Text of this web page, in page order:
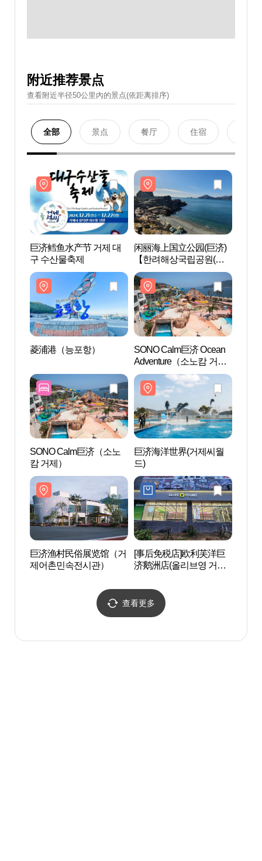
附近推荐景点
查看附近半径50公里內的景点(依距离排序)
全部 景点 餐厅 住宿
巨济鳕鱼水产节 거제 대
구 수산물축제
闲丽海上国立公园(巨济)
【한려해상국립공원(거
제)】
菱浦港（능포항）
SONO Calm巨济 Ocean
Adventure（소노캄 거제
오션어드벤처）
SONO Calm巨济（소노
캄 거제）
巨济海洋世界(거제씨월
드)
巨济渔村民俗展览馆（거
제어촌민속전시관）
[事后免税店]欧利芙洋巨
济鹅洲店(올리브영 거제
查看更多